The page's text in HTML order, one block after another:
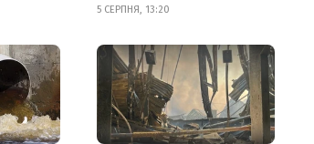
5 СЕРПНЯ, 13:20